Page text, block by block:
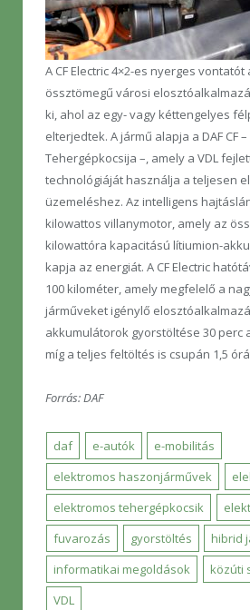
A CF Electric 4×2-es nyerges
össztömegű városi
ki, ahol az egy- vagy kéttengelyes
elterjedtek. A jármű alapja a DAF CF
Tehergépkocsija –, amely a VDL
technológiáját használja a teljesen
üzemeléshez. Az intelligens
kilowattos villanymotor, amely az
kilowattóra kapacitású lítiumion-
kapja az energiát. A CF Electric
100 kilométer, amely megfelelő a
járműveket igénylő
akkumulátorok gyorstöltése 30 perc
míg a teljes feltöltés is csupán 1,5
Forrás: DAF
daf e-autók
e-mobilitás
elektromos haszonjárművek
elektromos tehergépkocsik
fuvarozás
gyorstöltés
hibrid
informatikai megoldások
közúti
VDL